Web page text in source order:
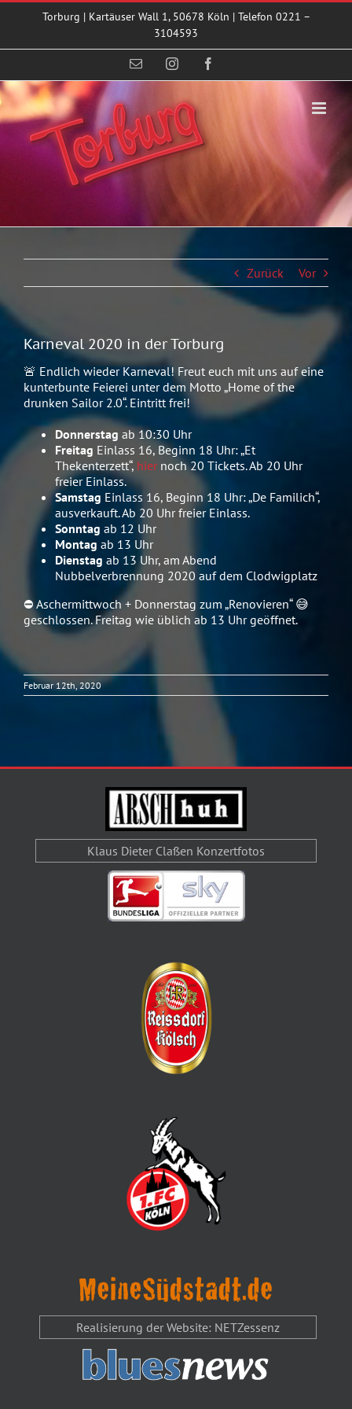
Zum
Torburg | Kartäuser Wall 1, 50678 Köln | Telefon 0221 –
3104593
E-
Instagram
Zurück Vor
Karneval 2020 in der Torburg
🚨 Endlich wieder Karneval! Freut euch mit uns auf eine
kunterbunte Feierei unter dem Motto „Home of the
drunken Sailor 2.0“. Eintritt frei!
Donnerstag ab 10:30 Uhr
Freitag Einlass 16, Beginn 18 Uhr: „Et
Thekenterzett“, hier noch 20 Tickets. Ab 20 Uhr
freier Einlass.
Samstag Einlass 16, Beginn 18 Uhr: „De Familich“,
ausverkauft. Ab 20 Uhr freier Einlass.
Sonntag ab 12 Uhr
Montag ab 13 Uhr
Dienstag ab 13 Uhr, am Abend
Nubbelverbrennung 2020 auf dem Clodwigplatz
⛔️ Aschermittwoch + Donnerstag zum „Renovieren“ 😅
geschlossen. Freitag wie üblich ab 13 Uhr geöffnet.
Februar 12th, 2020
Klaus Dieter Claßen Konzertfotos
Realisierung der Website: NETZessenz